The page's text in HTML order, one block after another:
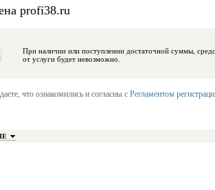
profi38.ru
При наличии или поступлении достаточной суммы, средства будут
от услуги будет невозможно.
что ознакомились и согласны с Регламентом